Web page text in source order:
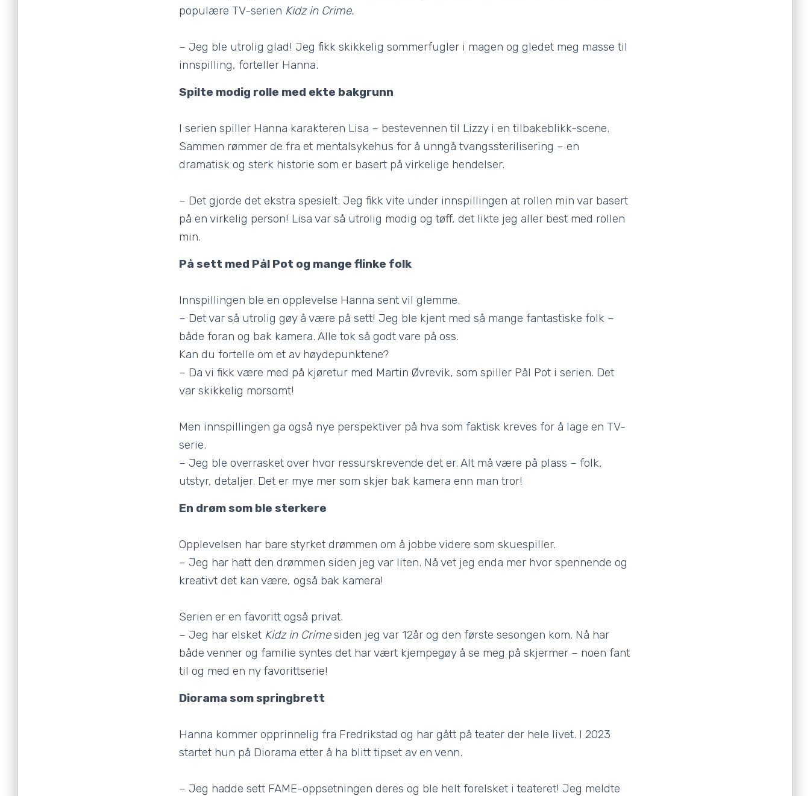
populære TV-serien Kidz in Crime.
– Jeg ble utrolig glad! Jeg fikk skikkelig sommerfugler i magen og gledet meg masse til
innspilling, forteller Hanna.
Spilte modig rolle med ekte bakgrunn
I serien spiller Hanna karakteren Lisa – bestevennen til Lizzy i en tilbakeblikk-scene.
Sammen rømmer de fra et mentalsykehus for å unngå tvangssterilisering – en
dramatisk og sterk historie som er basert på virkelige hendelser.
– Det gjorde det ekstra spesielt. Jeg fikk vite under innspillingen at rollen min var basert
på en virkelig person! Lisa var så utrolig modig og tøff, det likte jeg aller best med rollen
min.
På sett med Pål Pot og mange flinke folk
Innspillingen ble en opplevelse Hanna sent vil glemme.
– Det var så utrolig gøy å være på sett! Jeg ble kjent med så mange fantastiske folk –
både foran og bak kamera. Alle tok så godt vare på oss.
Kan du fortelle om et av høydepunktene?
– Da vi fikk være med på kjøretur med Martin Øvrevik, som spiller Pål Pot i serien. Det
var skikkelig morsomt!
Men innspillingen ga også nye perspektiver på hva som faktisk kreves for å lage en TV-
serie.
– Jeg ble overrasket over hvor ressurskrevende det er. Alt må være på plass – folk,
utstyr, detaljer. Det er mye mer som skjer bak kamera enn man tror!
En drøm som ble sterkere
Opplevelsen har bare styrket drømmen om å jobbe videre som skuespiller.
– Jeg har hatt den drømmen siden jeg var liten. Nå vet jeg enda mer hvor spennende og
kreativt det kan være, også bak kamera!
Serien er en favoritt også privat.
– Jeg har elsket Kidz in Crimesiden jeg var 12år og den første sesongen kom. Nå har
både venner og familie syntes det har vært kjempegøy å se meg på skjermer – noen fant
til og med en ny favorittserie!
Diorama som springbrett
Hanna kommer opprinnelig fra Fredrikstad og har gått på teater der hele livet. I 2023
startet hun på Diorama etter å ha blitt tipset av en venn.
– Jeg hadde sett FAME-oppsetningen deres og ble helt forelsket i teateret! Jeg meldte